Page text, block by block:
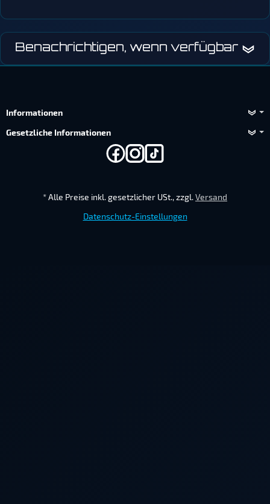
Benachrichtigen, wenn verfügbar
Informationen
Gesetzliche Informationen
*Alle Preise inkl. gesetzlicher USt., zzgl.Versand
Datenschutz-Einstellungen